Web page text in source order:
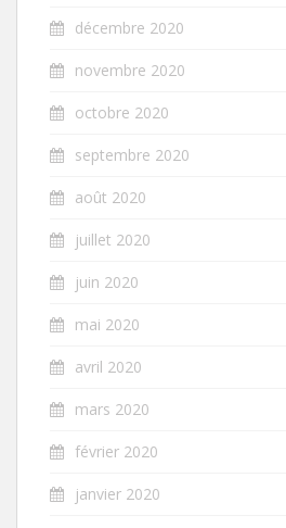
décembre 2020
novembre 2020
octobre 2020
septembre 2020
août 2020
juillet 2020
juin 2020
mai 2020
avril 2020
mars 2020
février 2020
janvier 2020